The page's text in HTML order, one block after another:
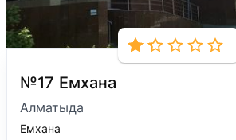
№17 Емхана
Алматыда
Емхана